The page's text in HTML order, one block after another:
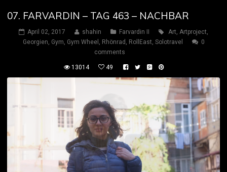
07. FARVARDIN – TAG 463 – NACHBAR
April 02, 2017 shahin Farvardin II Art Artproject
Georgien Gym Gym Wheel Rhönrad RollEast Solotravel
0
comments
13014 49